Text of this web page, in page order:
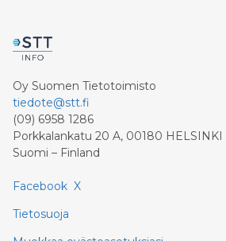
Oy Suomen Tietotoimisto
tiedote@stt.fi
(09) 6958 1286
Porkkalankatu 20 A, 00180 HELSINKI
Suomi – Finland
Facebook X
Tietosuoja